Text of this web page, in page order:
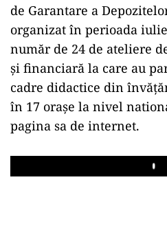
de Garantare a
organizat în perioada
număr de 24 de ateliere
și financiară la care au
cadre didactice din
în 17 orașe la nivel
pagina sa de internet.